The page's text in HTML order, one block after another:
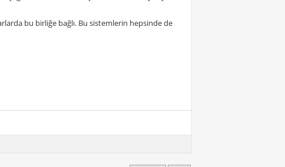
bu birliğe bağlı. Bu sistemlerin hepsinde de